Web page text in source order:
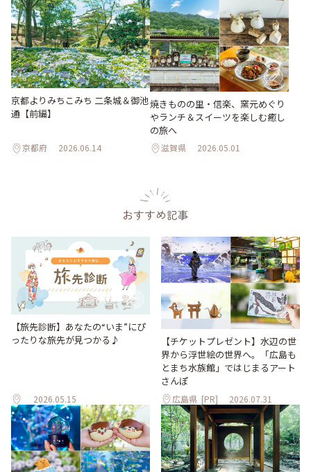
京都よりみちこみち 二条城＆御池
通【前編】
京都府 2026.06.14
焼きものの里・信楽、窯元めぐり
やランチ＆スイーツを楽しむ癒し
の旅へ
滋賀県 2026.05.01
おすすめ記事
【旅先診断】あなたの“いま”にぴ
ったりな旅先が見つかる♪
2026.05.15
【チケットプレゼント】水辺の世
界から浮世絵の世界へ。「広島も
とまち水族館」ではじまるアート
さんぽ
広島県 [PR] 2026.07.31